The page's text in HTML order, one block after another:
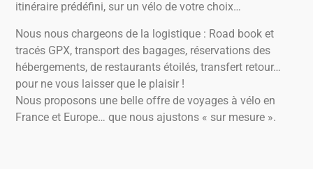
itinéraire prédéfini, sur un vélo de votre choix…
Nous nous chargeons de la logistique : Road book et
tracés GPX, transport des bagages, réservations des
hébergements, de restaurants étoilés, transfert retour…
pour ne vous laisser que le plaisir !
Nous proposons une belle offre de voyages à vélo en
France et Europe… que nous ajustons « sur mesure ».